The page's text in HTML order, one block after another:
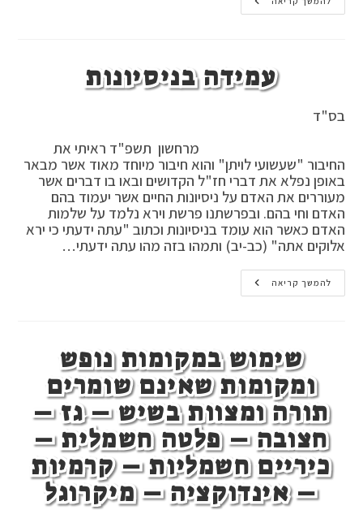
דאוריתא
איסור
דרבנן
במתעסק-
במתעסק
בשבת
,
איסור
דרבנן במתעסק-בשבת
,
לפני
עור
באיסור
,
לפני
עור
עמידה בניסיונות
בס"ד
מרחשון תשפ"ד ראיתי את
החיבור "שעשועי לויתן" והוא חיבור מיוחד מאוד אשר מבאר
באופן נפלא את דברי חז"ל הקדושים ובאו בו דברים אשר
מעוררים את האדם על ניסיונות החיים אשר יעמוד בהם
האדם וחי בהם. ובפרשתנו פרשת וירא נלמד על שלמות
האדם כאשר הוא עומד בניסיונות וכתוב "עתה ידעתי כי ירא
אלוקים אתה" (כב-יב) ותמהו בזה מהו עתה ידעתי…
להמשך קריאה עמידה
בניסיונות
שימוש במקומות נופש
ומקומות שאינם שומרים
תורה ומצוות בשיש – גז –
חצובה – פלטה חשמלית –
כיריים חשמליות – קרמיות
– אינדוקציה – מיקרוגל